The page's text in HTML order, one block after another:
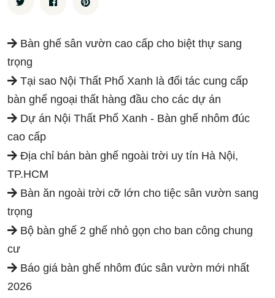
Bàn ghế sân vườn cao cấp cho biệt thự sang
trọng
Tại sao Nội Thất Phố Xanh là đối tác cung cấp
bàn ghế ngoại thất hàng đầu cho các dự án
Dự án Nội Thất Phố Xanh - Bàn ghế nhôm đúc
cao cấp
Địa chỉ bán bàn ghế ngoài trời uy tín Hà Nội,
TP.HCM
Bàn ăn ngoài trời cỡ lớn cho tiệc sân vườn sang
trọng
Bộ bàn ghế 2 ghế nhỏ gọn cho ban công chung
cư
Báo giá bàn ghế nhôm đúc sân vườn mới nhất
2026